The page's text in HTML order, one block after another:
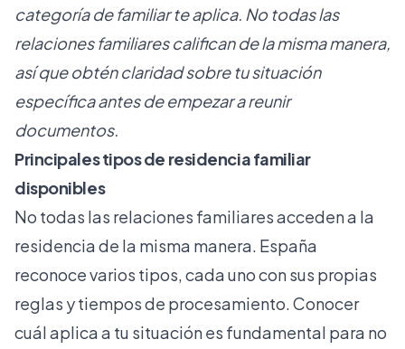
categoría de familiar te aplica. No todas las
relaciones familiares califican de la misma manera,
así que obtén claridad sobre tu situación
específica antes de empezar a reunir
documentos.
Principales tipos de residencia familiar
disponibles
No todas las relaciones familiares acceden a la
residencia de la misma manera. España
reconoce varios tipos, cada uno con sus propias
reglas y tiempos de procesamiento. Conocer
cuál aplica a tu situación es fundamental para no